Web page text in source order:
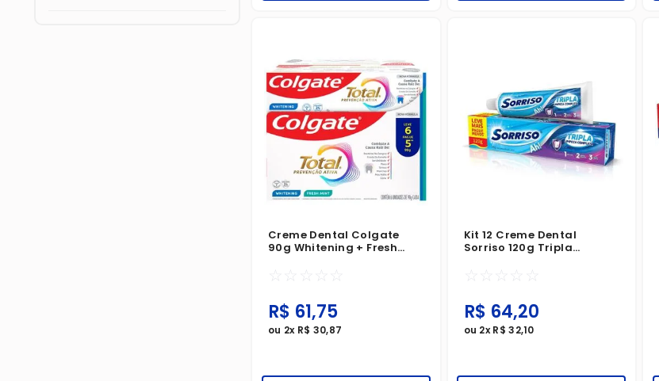
Creme Dental Colgate
90g Whitening + Fresh
Prevenção Ativa Cada
Leve 6 Pague 5
☆ ☆ ☆ ☆ ☆
R$ 61,75
ou 2x R$ 30,87
Kit 12 Creme Dental
Sorriso 120g Tripla
☆ ☆ ☆ ☆ ☆
R$ 64,20
ou 2xR$ 32,10